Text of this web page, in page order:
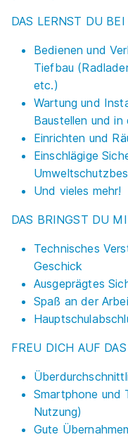
DAS LERNST DU BEI
Bedienen und
Tiefbau
etc.)
Wartung und
Baustellen und
Einrichten und
Einschlägige
Und vieles mehr!
DAS BRINGST DU
Technisches
Geschick
Ausgeprägtes
Spaß an der
FREU DICH AUF
Smartphone und
Nutzung)
Gute